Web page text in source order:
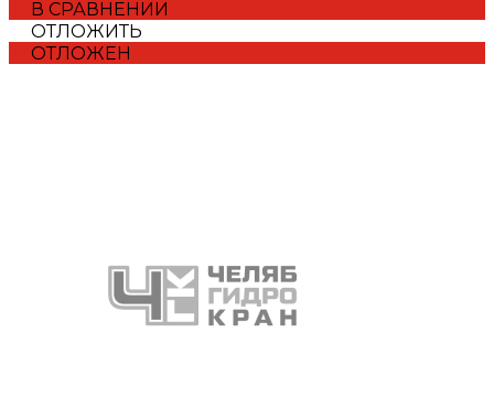
В СРАВНЕНИИ
ОТЛОЖИТЬ
ОТЛОЖЕН